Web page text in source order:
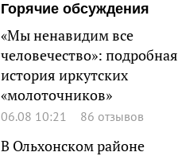
Горячие обсуждения
«Мы ненавидим все
человечество»: подробная
история иркутских
«молоточников»
06.08 10:21 86 отзывов
В Ольхонском районе